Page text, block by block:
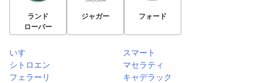
ランド
ローバー
ジャガー フォード
いすゞ
スマート
シトロエン
マセラティ
フェラーリ
キャデラック